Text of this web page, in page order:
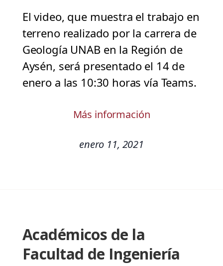
El video, que muestra el trabajo en
terreno realizado por la carrera de
Geología UNAB en la Región de
Aysén, será presentado el 14 de
enero a las 10:30 horas vía Teams.
Más información
enero 11, 2021
Académicos de la
Facultad de Ingeniería